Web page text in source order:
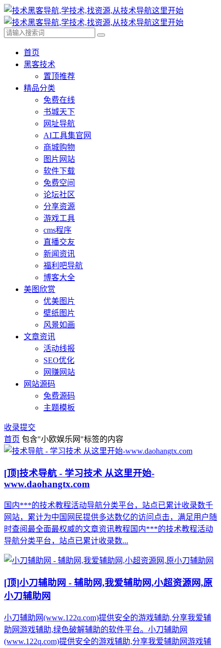
首页
黑客技术
置顶推荐
精品分类
免费在线
书城天下
网址导航
AI工具集官网
商城购物
图片网站
软件下载
免费空间
论坛社区
分享资源
游戏工具
cms程序
直播交友
新闻资讯
福利吧导航
博客大全
美图欣赏
优美图片
壁纸图片
风景如画
文章资讯
活动线报
SEO优化
网赚网站
网站源码
免费源码
主题模板
收录提交
首页 包含"小欧娱乐网"标签的内容
[顶]技术导航 - 学习技术 从这里开始-
www.daohangtx.com
国内***的技术教程活动导航分类平台，站点已累计收录数千
网站，累计为中国网民提供多达数亿的访问点击，满足用户随
时查阅最全面最权威的文章资讯教程国内***的技术教程活动
导航分类平台，站点已累计收录数...
[顶]小刀辅助网 - 辅助网,我爱辅助网,小超资源网,原
小刀辅助网
小刀辅助网(www.122q.com)提供安全的游戏辅助,分享我爱辅
助网游戏辅助,绿色破解辅助的软件平台。小刀辅助网
(www.122q.com)提供安全的游戏辅助,分享我爱辅助网游戏辅